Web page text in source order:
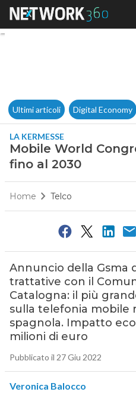
Ultimi articoli Digital Economy
LA KERMESSE
Mobile World
fino al 2030
Home Telco
Annuncio della Gsma
trattative con il
Catalogna: il più
sulla telefonia mobile
spagnola. Impatto
milioni di euro
Pubblicato il 27 Giu 2022
Veronica Balocco